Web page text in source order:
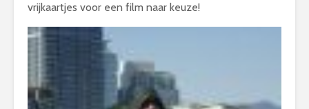
vrijkaartjes voor een film naar keuze!